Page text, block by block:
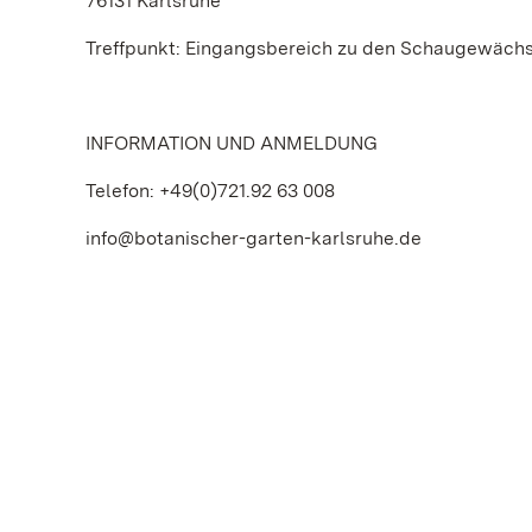
Treffpunkt: Eingangsbereich zu den
INFORMATION UND ANMELDUNG
Telefon: +49(0)721.92 63 008
info@botanischer-garten-karlsruhe.de